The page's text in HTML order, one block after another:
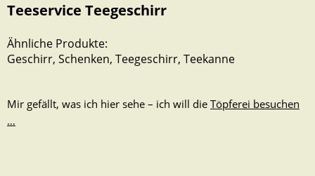
Teeservice Teegeschirr
Ähnliche Produkte:
Geschirr, Schenken, Teegeschirr, Teekanne
Mir gefällt, was ich hier sehe – ich will die Töpferei besuchen
…